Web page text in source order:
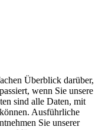
Überblick darüber,
wenn Sie unsere
sind alle Daten, mit
Ausführliche
Sie unserer